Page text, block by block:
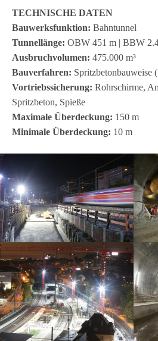
TECHNISCHE DATEN
Bau­werks­funk­tion: Bahn­tun­nel
Tun­nel­länge: OBW 451 m | BBW
Aus­bruch­vo­lu­men: 475.000 m³
Bau­ver­fah­ren: Spritz­be­ton­bau­weise
Vor­triebs­si­che­rung: Rohr­schirme,
Spritz­be­ton, Spieße
Maxi­male Über­de­ckung: 150 m
Mini­male Über­de­ckung: 10 m